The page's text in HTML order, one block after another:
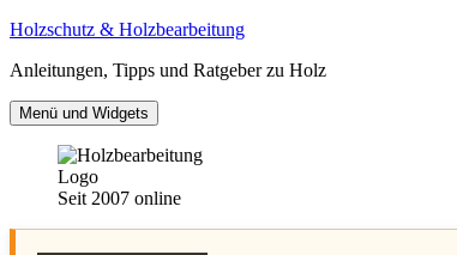
Zum
springen
Holzschutz & Holzbearbeitung
Anleitungen, Tipps und Ratgeber zu Holz
Menü und Widgets
Seit 2007 online